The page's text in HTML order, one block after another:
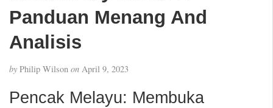
Panduan Menang And
Analisis
by Philip Wilson on April 9, 2023
Pencak Melayu: Membuka